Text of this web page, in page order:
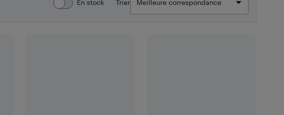
En stock Trier